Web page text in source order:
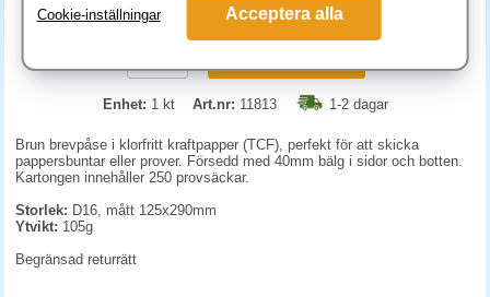
517.50 kr (inkl. moms)
Enhet: 1 kt Art.nr: 11813 1-2 dagar
Brun brevpåse i klorfritt kraftpapper (TCF), perfekt för att skicka
pappersbuntar eller prover. Försedd med 40mm bälg i sidor och botten.
Kartongen innehåller 250 provsäckar.
Storlek: D16, mått 125x290mm
Ytvikt: 105g
Begränsad returrätt
Cookie-inställningar Acceptera alla